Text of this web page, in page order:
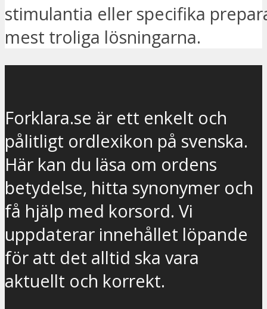
stimulantia eller specifika
mest troliga lösningarna.
Forklara.se är ett enkelt och
pålitligt ordlexikon på svenska.
Här kan du läsa om ordens
betydelse, hitta synonymer och
få hjälp med korsord. Vi
uppdaterar innehållet löpande
för att det alltid ska vara
aktuellt och korrekt.